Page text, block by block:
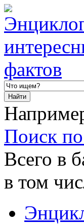
Поиск
Всего в
в том